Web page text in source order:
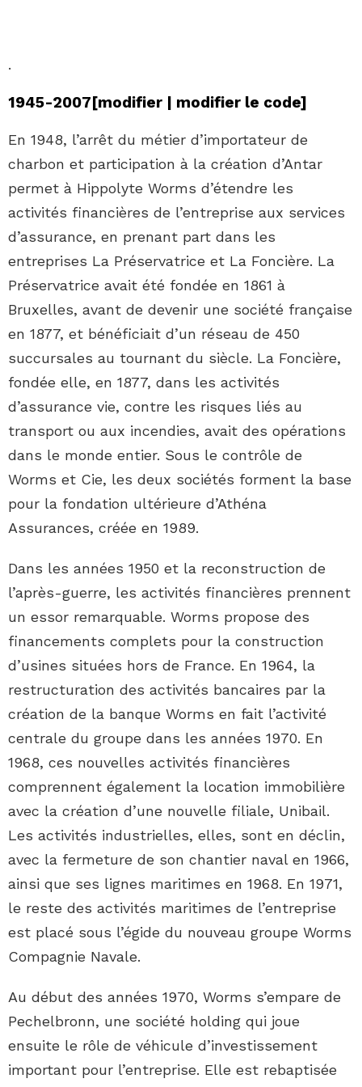
.
1945-2007[modifier | modifier le code]
En 1948, l’arrêt du métier d’importateur de
charbon et participation à la création d’Antar
permet à Hippolyte Worms d’étendre les
activités financières de l’entreprise aux services
d’assurance, en prenant part dans les
entreprises La Préservatrice et La Foncière. La
Préservatrice avait été fondée en 1861 à
Bruxelles, avant de devenir une société française
en 1877, et bénéficiait d’un réseau de 450
succursales au tournant du siècle. La Foncière,
fondée elle, en 1877, dans les activités
d’assurance vie, contre les risques liés au
transport ou aux incendies, avait des opérations
dans le monde entier. Sous le contrôle de
Worms et Cie, les deux sociétés forment la base
pour la fondation ultérieure d’Athéna
Assurances, créée en 1989.
Dans les années 1950 et la reconstruction de
l’après-guerre, les activités financières prennent
un essor remarquable. Worms propose des
financements complets pour la construction
d’usines situées hors de France. En 1964, la
restructuration des activités bancaires par la
création de la banque Worms en fait l’activité
centrale du groupe dans les années 1970. En
1968, ces nouvelles activités financières
comprennent également la location immobilière
avec la création d’une nouvelle filiale, Unibail.
Les activités industrielles, elles, sont en déclin,
avec la fermeture de son chantier naval en 1966,
ainsi que ses lignes maritimes en 1968. En 1971,
le reste des activités maritimes de l’entreprise
est placé sous l’égide du nouveau groupe Worms
Compagnie Navale.
Au début des années 1970, Worms s’empare de
Pechelbronn, une société holding qui joue
ensuite le rôle de véhicule d’investissement
important pour l’entreprise. Elle est rebaptisée